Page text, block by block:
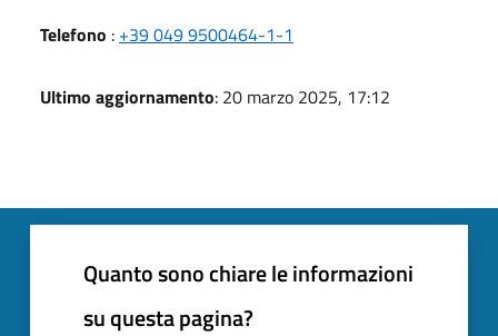
Telefono : +39 049 9500464-1-1
Ultimo aggiornamento: 20 marzo 2025, 17:12
Quanto sono chiare le informazioni
su questa pagina?